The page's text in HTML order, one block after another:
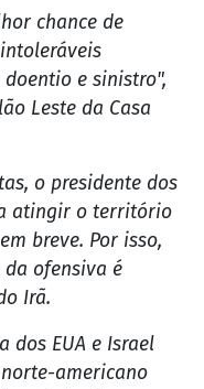
chance de
e sinistro",
Leste da Casa
o presidente dos
atingir o território
breve. Por isso,
ofensiva é
Irã.
dos EUA e Israel
americano